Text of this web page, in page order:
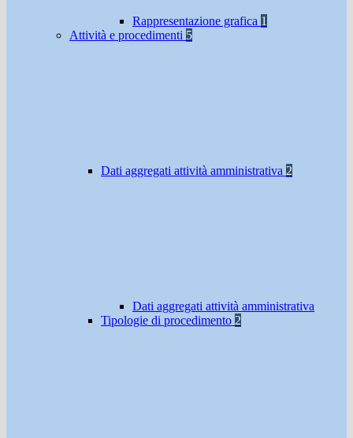
Rappresentazione grafica 1
Attività e procedimenti 5
Dati aggregati attività amministrativa 2
Dati aggregati attività amministrativa
Tipologie di procedimento 2